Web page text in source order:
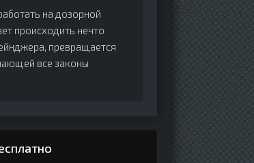
на дозорной
происходить нечто
превращается
все законы